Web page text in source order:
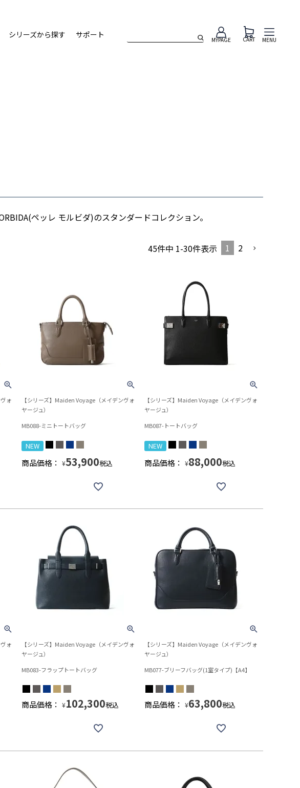
シリーズから探す サポート
MYPAGE CART MENU
ペッレ モルビダ)のスタンダードコレクション。
45件中 1-30件表示 1 2
ォ
【シリーズ】Maiden Voyage（メイデンヴォ
ヤージュ）
MB088-ミニトートバッグ
NEW
商品価格： ¥53,900税込
【シリーズ】Maiden Voyage（メイデンヴォ
ヤージュ）
MB087-トートバッグ
NEW
商品価格： ¥88,000税込
ォ
【シリーズ】Maiden Voyage（メイデンヴォ
ヤージュ）
MB083-フラップトートバッグ
商品価格： ¥102,300税込
【シリーズ】Maiden Voyage（メイデンヴォ
ヤージュ）
MB077-ブリーフバッグ(1室タイプ)【A4】
商品価格： ¥63,800税込